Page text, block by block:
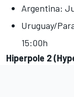
Argentina:
Uruguay/
15:00h
Hiperpole 2